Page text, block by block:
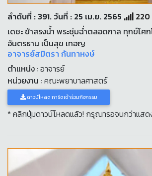
ลำดับที่ : 391. วันที่ : 25 เม.ย. 2565
220
เดชะ ข้าสรงน้ำ พระชุ่มฉ่ำตลอดกาล ทุกข์โศ
อันตรธาน เป็นสุข เทอญ
อาจารย์สมิตรา กันทาหงษ์
ตำแหน่ง: อาจารย์
หน่วยงาน : คณะพยาบาลศาสตร์
ดาวน์โหลด การ์ดเข้าร่วมกิจกรรม
* คลิกปุ่มดาวน์โหลดแล้ว! กรุณารอจนกว่าแสด